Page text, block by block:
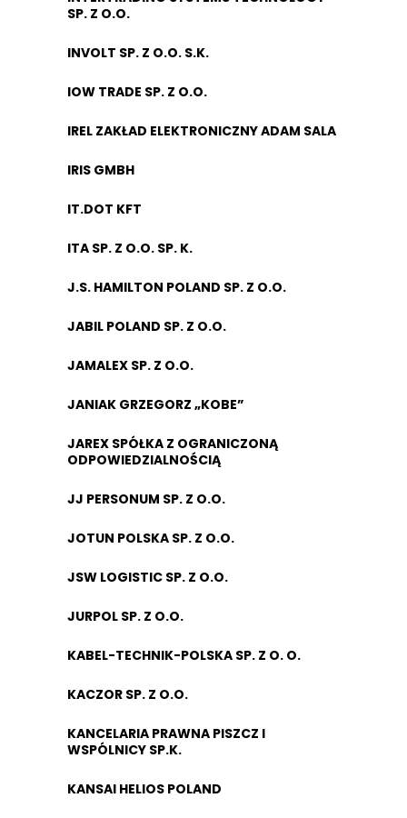
SP. Z O.O.
INVOLT SP. Z O.O. S.K.
IOW TRADE SP. Z O.O.
IREL ZAKŁAD ELEKTRONICZNY ADAM SALA
IRIS GMBH
IT.DOT KFT
ITA SP. Z O.O. SP. K.
J.S. HAMILTON POLAND SP. Z O.O.
JABIL POLAND SP. Z O.O.
JAMALEX SP. Z O.O.
JANIAK GRZEGORZ „KOBE”
JAREX SPÓŁKA Z OGRANICZONĄ
ODPOWIEDZIALNOŚCIĄ
JJ PERSONUM SP. Z O.O.
JOTUN POLSKA SP. Z O.O.
JSW LOGISTIC SP. Z O.O.
JURPOL SP. Z O.O.
KABEL-TECHNIK-POLSKA SP. Z O. O.
KACZOR SP. Z O.O.
KANCELARIA PRAWNA PISZCZ I
WSPÓLNICY SP.K.
KANSAI HELIOS POLAND